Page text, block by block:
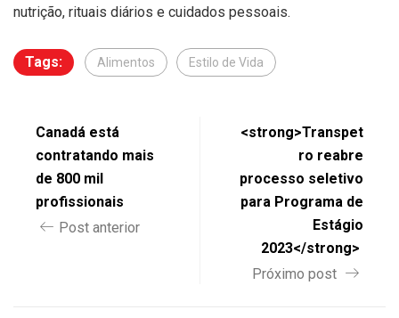
nutrição, rituais diários e cuidados pessoais.
Tags: Alimentos Estilo de Vida
Canadá está
contratando mais
de 800 mil
profissionais
Post anterior
<strong>Transpet
ro reabre
processo seletivo
para Programa de
Estágio
2023</strong>
Próximo post